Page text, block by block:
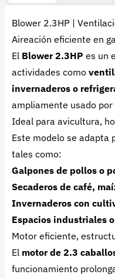
Blower 2.3HP |
Aireación eficiente en
El Blower 2.3HP es un
actividades como
invernaderos o
ampliamente usado
Ideal para avicultura,
Este modelo se adapta
tales como:
Galpones de pollos o
Secaderos de café,
Invernaderos con
Espacios industriales
Motor eficiente,
El motor de 2.3
funcionamiento